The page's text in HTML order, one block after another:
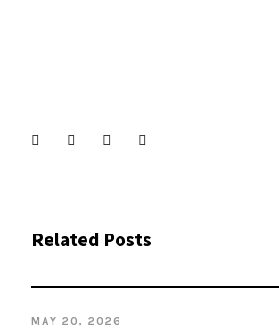
Related Posts
MAY 20, 2026